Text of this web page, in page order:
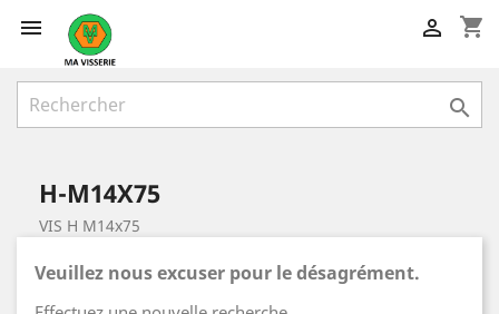
 shopping_cart


H-M14X75
VIS H M14x75
Veuillez nous excuser pour le désagrément.